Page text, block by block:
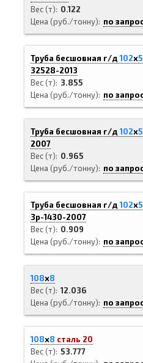
Вес (т)
0.122
Цена (руб./тонну)
по
Труба бесшовная г/д102х5
32528-2013
Вес (т)
3.855
Цена (руб./тонну)
по
Труба бесшовная г/д102х5
2007
Вес (т)
0.965
Цена (руб./тонну)
по
Труба бесшовная г/д102х5
3р-1430-2007
Вес (т)
0.909
Цена (руб./тонну)
по
108х8
Вес (т) 12.036
Цена (руб./тонну)
по
108х8 сталь 20
Вес (т) 53.777